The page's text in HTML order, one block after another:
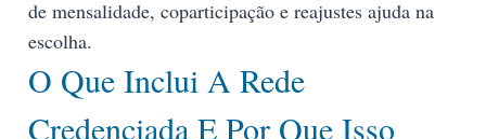
de mensalidade, coparticipação e reajustes ajuda na
escolha.
O Que Inclui A Rede
Credenciada E Por Que Isso